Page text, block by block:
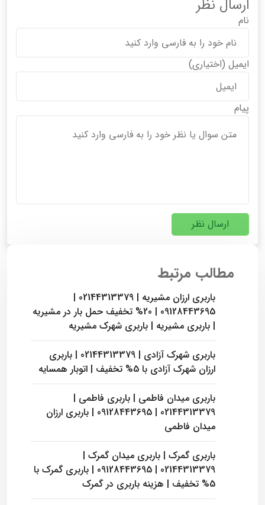
ارسال نظر
نام
ایمیل (اختیاری)
پیام
ارسال نظر
مطالب مرتبط
باربری ارزان مشیریه | 02144313379 |
09128443695 | 20% تخفیف حمل بار در مشیریه
| باربری مشیریه | باربری شهرک مشیریه
باربری شهرک آزادی | 02144313379 | باربری
ارزان شهرک آزادی با 5% تخفیف | اتوبار همسایه
باربری میدان فاطمی | باربری فاطمی |
02144313379 | 09128443695 | باربری ارزان
میدان فاطمی
باربری گمرک | باربری میدان گمرک |
02144313379 | 09128443695 | باربری گمرک با
5% تخفیف | هزینه باربری در گمرک